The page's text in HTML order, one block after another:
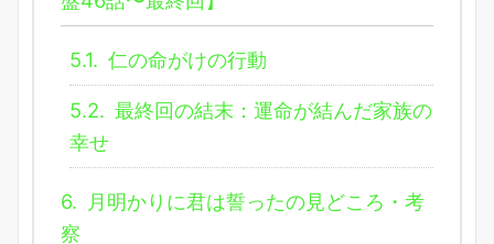
5.1. 仁の命がけの行動
5.2. 最終回の結末：運命が結んだ家族の
幸せ
6.
月明かりに君は誓ったの見どころ・考
察